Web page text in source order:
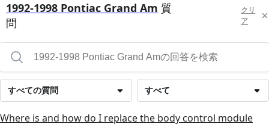
1992-1998 Pontiac Grand Am 質
問
クリ
ア
すべて
すべての質問
Where is and how do I replace the body control module